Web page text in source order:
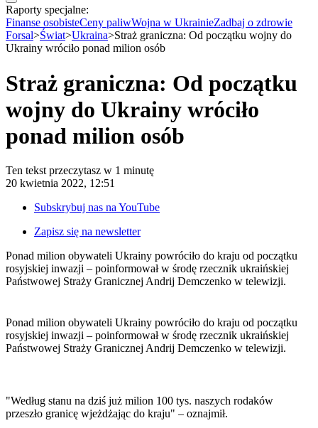
Anuluj
Notowania
Kraj
Aktualności
Bezpieczeństwo
Biznes
Aktualności
Firma
Handel
Technologie
Bankowość
Gospodarka
Aktualności
PKB
Przemysł
Demografia
Cyfryzacja
Polityka
Bezrobocie
Klimat
Finanse publiczne
Bezpieczeństwo
Świat
Raporty specjalne:
Finanse osobisteCeny paliwWojna w UkrainieZadbaj o zdrowie
Forsal>Świat>Ukraina>Straż graniczna: Od początku wojny do
Ukrainy wróciło ponad milion osób
Straż graniczna: Od początku
wojny do Ukrainy wróciło
ponad milion osób
Ten tekst przeczytasz w 1 minutę
20 kwietnia 2022, 12:51
Subskrybuj nas na YouTube
Zapisz się na newsletter
Ponad milion obywateli Ukrainy powróciło do kraju od początku
rosyjskiej inwazji – poinformował w środę rzecznik ukraińskiej
Państwowej Straży Granicznej Andrij Demczenko w telewizji.
Ponad milion obywateli Ukrainy powróciło do kraju od początku
rosyjskiej inwazji – poinformował w środę rzecznik ukraińskiej
Państwowej Straży Granicznej Andrij Demczenko w telewizji.
"Według stanu na dziś już milion 100 tys. naszych rodaków
przeszło granicę wjeżdżając do kraju" – oznajmił.